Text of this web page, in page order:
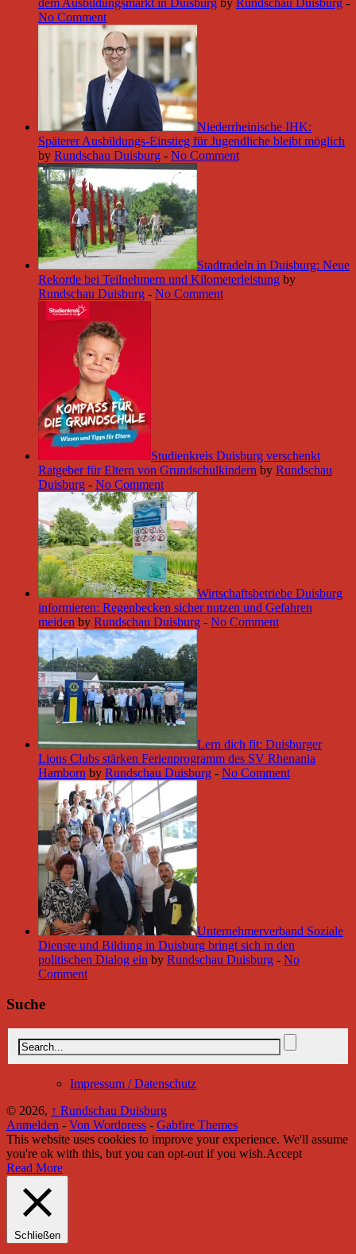
No Comment
Niederrheinische IHK:
Späterer Ausbildungs-Einstieg für Jugendliche bleibt möglich
by Rundschau Duisburg - No Comment
Stadtradeln in Duisburg: Neue
Rekorde bei Teilnehmern und Kilometerleistung by
Rundschau Duisburg - No Comment
Studienkreis Duisburg verschenkt
Ratgeber für Eltern von Grundschulkindern by Rundschau
Duisburg - No Comment
Wirtschaftsbetriebe Duisburg
informieren: Regenbecken sicher nutzen und Gefahren
meiden by Rundschau Duisburg - No Comment
Lern dich fit: Duisburger
Lions Clubs stärken Ferienprogramm des SV Rhenania
Hamborn by Rundschau Duisburg - No Comment
Unternehmerverband Soziale
Dienste und Bildung in Duisburg bringt sich in den
politischen Dialog ein by Rundschau Duisburg - No
Comment
Suche
Impressum / Datenschutz
© 2026, ↑ Rundschau Duisburg
Anmelden - Von Wordpress - Gabfire Themes
This website uses cookies to improve your experience. We'll assume
you're ok with this, but you can opt-out if you wish.Accept
Read More
Schließen